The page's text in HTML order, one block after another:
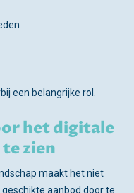
een belangrijke rol.
het digitale
zien
maakt het niet
aanbod door te